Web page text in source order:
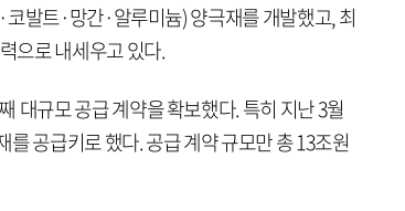
발트·망간·알루미늄) 양극재를 개발했고, 최
으로 내세우고 있다.
대규모 공급 계약을 확보했다. 특히 지난 3월
공급키로 했다. 공급 계약 규모만 총 13조원